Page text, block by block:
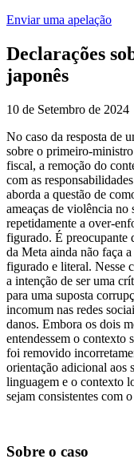
Enviar uma apelação
Declarações
japonês
10 de Setembro de 2024
No caso da resposta de
sobre o primeiro-
fiscal, a remoção do
com as
aborda a questão de
ameaças de violência
repetidamente a over-
figurado. É preocupante
da Meta ainda não faça
figurado e literal. Nesse
a intenção de ser uma
para uma suposta
incomum nas redes
danos. Embora os dois
entendessem o contexto
foi removido
orientação adicional aos
linguagem e o contexto
sejam consistentes com
Sobre o caso